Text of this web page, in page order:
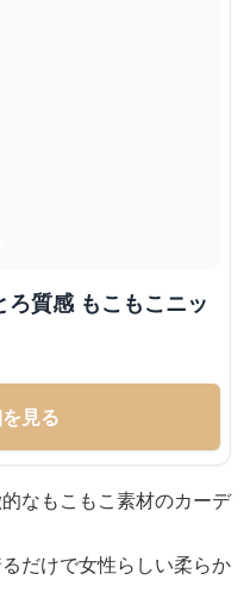
質感 もこもこニッ
見る
なもこもこ素材のカーデ
だけで女性らしい柔らか